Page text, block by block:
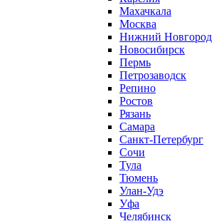
Махачкала
Москва
Нижний Новгород
Новосибирск
Пермь
Петрозаводск
Репино
Ростов
Рязань
Самара
Санкт-Петербург
Сочи
Тула
Тюмень
Улан-Удэ
Уфа
Челябинск